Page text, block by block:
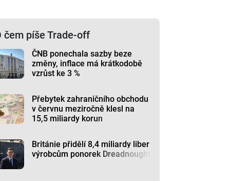
čem píše Trade-off
ČNB ponechala sazby beze
změny, inflace má krátkodobě
vzrůst ke 3 %
Přebytek zahraničního obchodu
v červnu meziročně klesl na
15,5 miliardy korun
Británie přidělí 8,4 miliardy liber
výrobcům ponorek Dreadnought